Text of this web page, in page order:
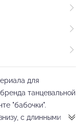
для
танцевальной
"бабочки".
с длинными